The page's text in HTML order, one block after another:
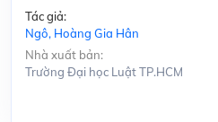
Tác giả:
Ngô, Hoàng Gia Hân
Nhà xuất bản:
Trường Đại học Luật TP.HCM